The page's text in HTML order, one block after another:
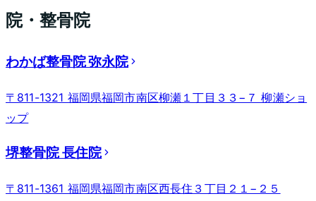
院・整骨院
わかば整骨院 弥永院
〒811-1321 福岡県福岡市南区柳瀬１丁目３３−７ 柳瀬ショ
ップ
堺整骨院 長住院
〒811-1361 福岡県福岡市南区西長住３丁目２１−２５